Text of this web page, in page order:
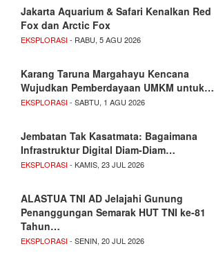
Jakarta Aquarium & Safari Kenalkan Red
Fox dan Arctic Fox
EKSPLORASI- RABU, 5 AGU 2026
Karang Taruna Margahayu Kencana
Wujudkan Pemberdayaan UMKM untuk…
EKSPLORASI- SABTU, 1 AGU 2026
Jembatan Tak Kasatmata: Bagaimana
Infrastruktur Digital Diam-Diam…
EKSPLORASI- KAMIS, 23 JUL 2026
ALASTUA TNI AD Jelajahi Gunung
Penanggungan Semarak HUT TNI ke-81
Tahun…
EKSPLORASI- SENIN, 20 JUL 2026